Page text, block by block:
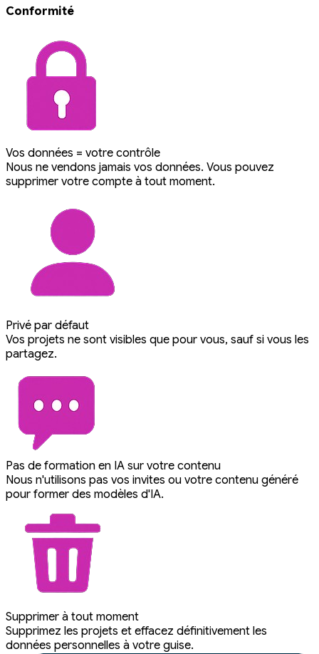
Conformité
Vos données = votre contrôle
Nous ne vendons jamais vos données. Vous pouvez
supprimer votre compte à tout moment.
Privé par défaut
Vos projets ne sont visibles que pour vous, sauf si vous les
partagez.
Pas de formation en IA sur votre contenu
Nous n'utilisons pas vos invites ou votre contenu généré
pour former des modèles d'IA.
Supprimer à tout moment
Supprimez les projets et effacez définitivement les
données personnelles à votre guise.